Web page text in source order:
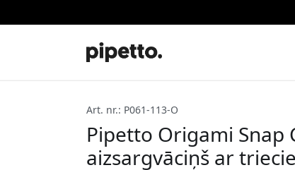
Art. nr.: P061-113-O
Pipetto Origami Snap
aizsargvāciņš ar